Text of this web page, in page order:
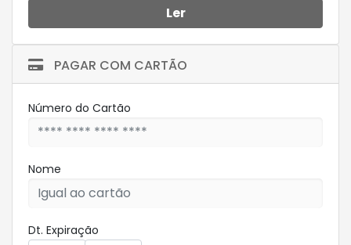
Ler
PAGAR COM CARTÃO
Número do Cartão
Nome
Dt. Expiração